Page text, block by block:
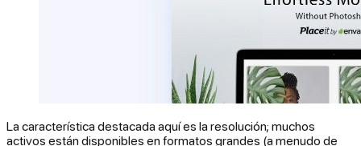
La característica destacada aquí es la resolución; muchos
activos están disponibles en formatos grandes (a menudo de